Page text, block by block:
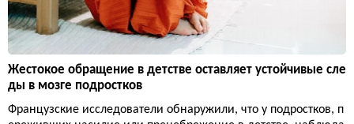
Жестокое обращение в детстве оставляет устойчивые сле
ды в мозге подростков
Французские исследователи обнаружили, что у подростков, п